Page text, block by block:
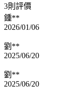
3則評價
鍾**
2026/01/06
劉**
2025/06/20
劉**
2025/06/20